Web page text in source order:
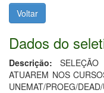
Voltar
Dados do
Descrição:
ATUAREM NOS
UNEMAT/PROEG/